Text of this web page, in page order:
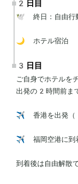
2日目
🕊 終日：自由行
🌙 ホテル宿泊
3日目
ご自身でホテルを
出発の2時間前ま
✈️ 香港を出発
✈️ 福岡空港に
到着後は自由解散で